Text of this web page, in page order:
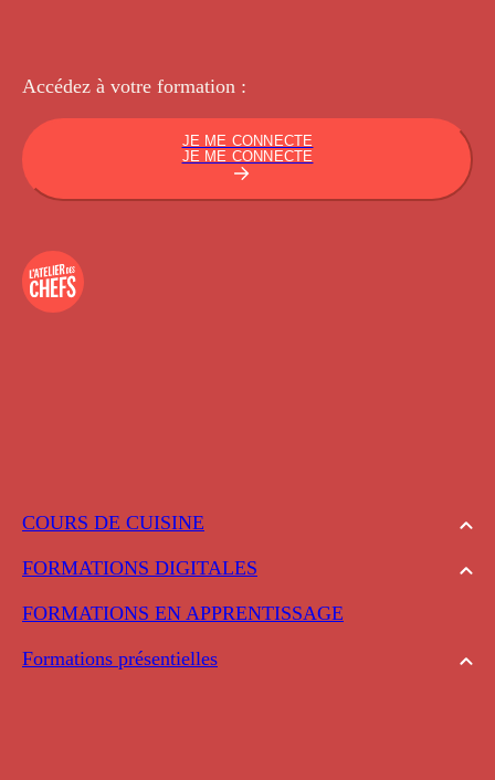
COURS DE CUISINE
FORMATIONS DIGITALES
FORMATIONS EN APPRENTISSAGE
Formations présentielles
Accédez à votre formation :
JE ME CONNECTE
JE ME CONNECTE